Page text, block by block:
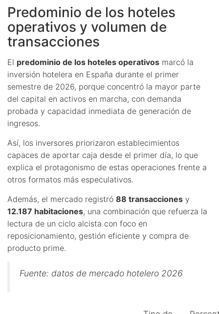
Predominio de los hoteles
operativos y volumen de
transacciones
El predominio de los hoteles operativos marcó la
inversión hotelera en España durante el primer
semestre de 2026, porque concentró la mayor parte
del capital en activos en marcha, con demanda
probada y capacidad inmediata de generación de
ingresos.
Así, los inversores priorizaron establecimientos
capaces de aportar caja desde el primer día, lo que
explica el protagonismo de estas operaciones frente a
otros formatos más especulativos.
Además, el mercado registró 88 transacciones y
12.187 habitaciones, una combinación que refuerza la
lectura de un ciclo alcista con foco en
reposicionamiento, gestión eficiente y compra de
producto prime.
Fuente: datos de mercado hotelero 2026